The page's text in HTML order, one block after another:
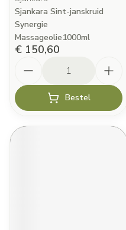
Sjankara Sint-janskruid
Synergie
Massageolie1000ml
€ 150,60
Bestel